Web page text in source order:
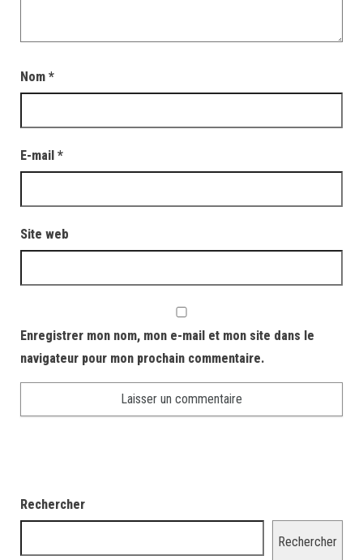
Nom *
E-mail *
Site web
Enregistrer mon nom, mon e-mail et mon site dans le
navigateur pour mon prochain commentaire.
Rechercher
Rechercher